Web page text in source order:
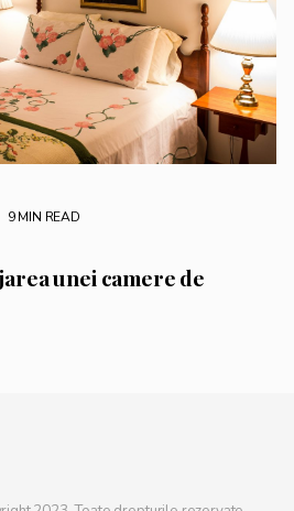
9 MIN READ
unei camere de